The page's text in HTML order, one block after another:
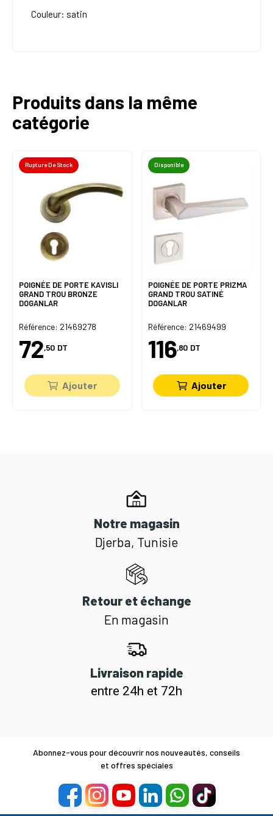
Couleur: satin
Produits dans la même
catégorie
Rupture De Stock
POIGNÉE DE PORTE KAVISLI
GRAND TROU BRONZE
DOGANLAR
Référence: 21469278
72,50 DT
Ajouter
Disponible
POIGNÉE DE PORTE PRIZMA
GRAND TROU SATINÉ
DOGANLAR
Référence: 21469499
116,80 DT
Ajouter
Notre magasin
Djerba, Tunisie
Retour et échange
En magasin
Livraison rapide
entre 24h et 72h
Abonnez-vous pour découvrir nos nouveautés, conseils
et offres spéciales